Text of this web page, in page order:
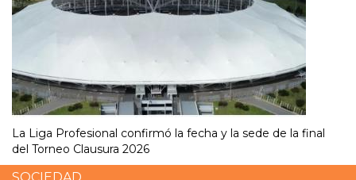
La Liga Profesional confirmó la fecha y la sede de la final
del Torneo Clausura 2026